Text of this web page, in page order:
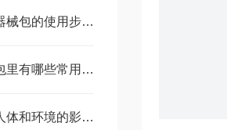
大小鼠脑中卒器械包的使用步骤分享
大鼠解剖器械包里有哪些常用的工具
眼科器械包对人体和环境的影响及注意事项是什么？